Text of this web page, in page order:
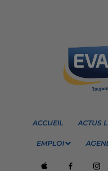
ACCUEIL ACTUS
EMPLOI